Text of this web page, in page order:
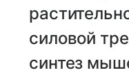
силовой
синтез